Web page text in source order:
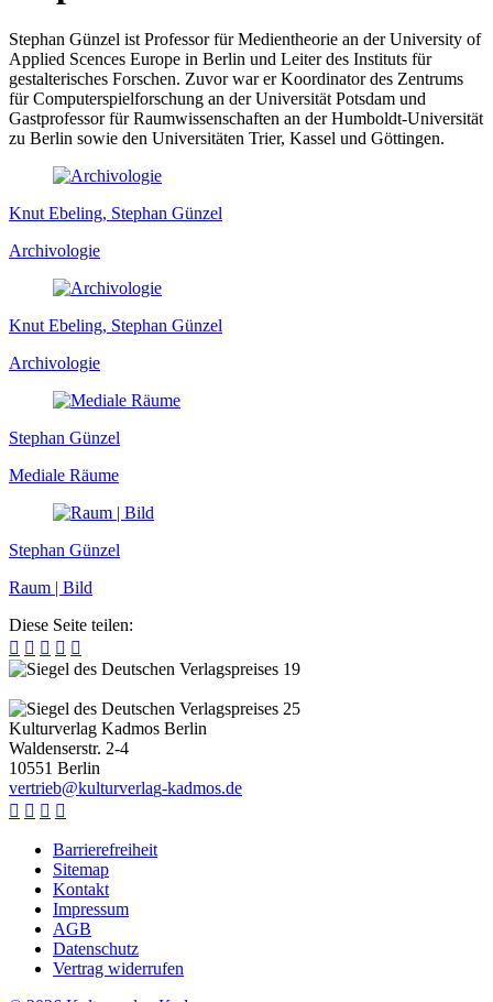
Stephan Günzel ist Professor für Medientheorie an der University of
Applied Scences Europe in Berlin und Leiter des Instituts für
gestalterisches Forschen. Zuvor war er Koordinator des Zentrums
für Computerspielforschung an der Universität Potsdam und
Gastprofessor für Raumwissenschaften an der Humboldt-Universität
zu Berlin sowie den Universitäten Trier, Kassel und Göttingen.
Knut Ebeling, Stephan Günzel
Archivologie
Knut Ebeling, Stephan Günzel
Archivologie
Stephan Günzel
Mediale Räume
Stephan Günzel
Raum | Bild
Diese Seite teilen:
    
Kulturverlag Kadmos Berlin
Waldenserstr. 2-4
10551 Berlin
vertrieb@kulturverlag-kadmos.de
   
Barrierefreiheit
Sitemap
Kontakt
Impressum
AGB
Datenschutz
Vertrag widerrufen